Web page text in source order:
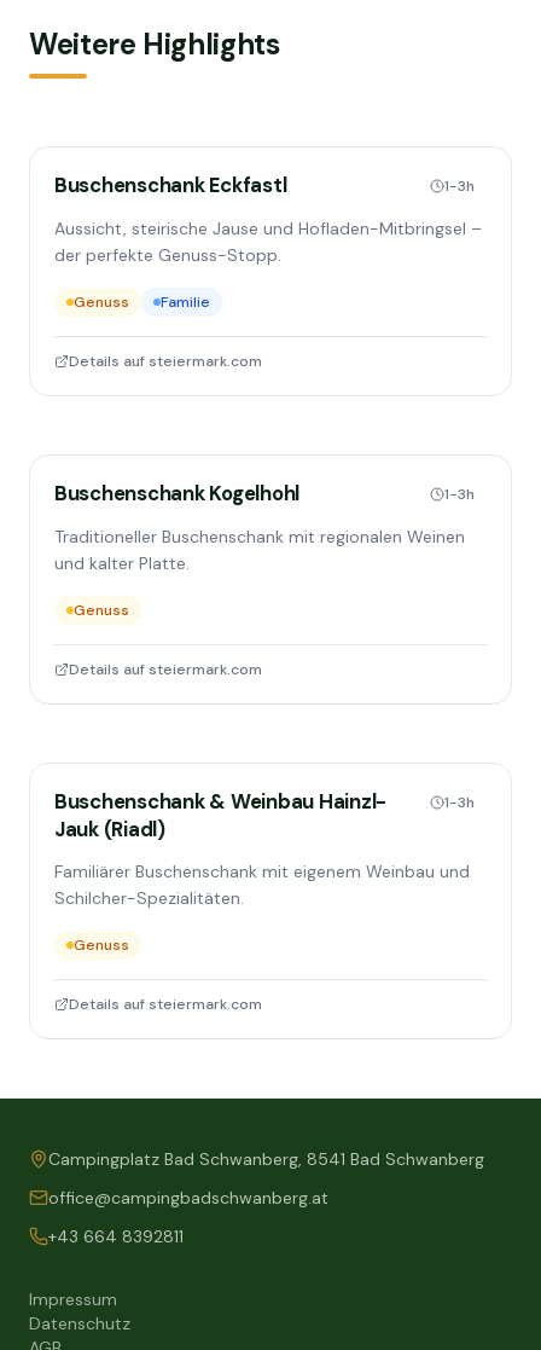
Weitere Highlights
Buschenschank Eckfastl 1-3h
Aussicht, steirische Jause und Hofladen-Mitbringsel –
der perfekte Genuss-Stopp.
Genuss Familie
Details auf steiermark.com
Buschenschank Kogelhohl 1-3h
Traditioneller Buschenschank mit regionalen Weinen
und kalter Platte.
Genuss
Details auf steiermark.com
Buschenschank & Weinbau Hainzl-
Jauk (Riadl)
1-3h
Familiärer Buschenschank mit eigenem Weinbau und
Schilcher-Spezialitäten.
Genuss
Details auf steiermark.com
Campingplatz Bad Schwanberg, 8541 Bad Schwanberg
office@campingbadschwanberg.at
+43 664 8392811
Impressum
Datenschutz